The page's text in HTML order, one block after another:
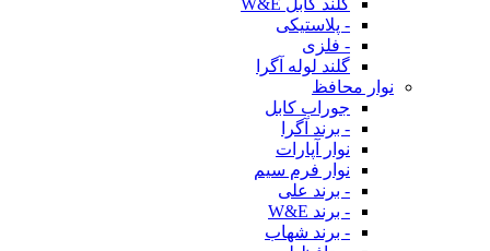
گلند کابل W&E
- پلاستیکی
- فلزی
گلند لوله آگرا
نوار محافظ
جوراب کابل
- برند آگرا
نوار آپارات
نوار فرم سیم
- برند علی
- برند W&E
- برند شهاب